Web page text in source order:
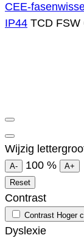
CEE-
IP44 TCD FSW
Wijzig
A- 100 %
A+
Reset
Contrast
Contrast Hoger
Dyslexie